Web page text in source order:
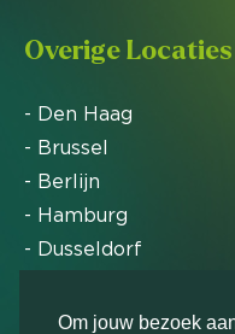
Om jouw bezoek
Overige Locaties
- Den Haag
- Brussel
- Berlijn
- Hamburg
- Dusseldorf